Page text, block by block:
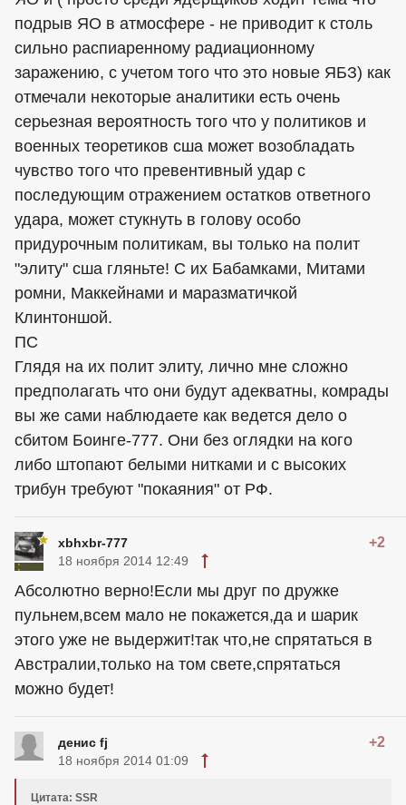
подрыв ЯО в атмосфере - не приводит к столь
сильно распиаренному радиационному
заражению, с учетом того что это новые ЯБЗ) как
отмечали некоторые аналитики есть очень
серьезная вероятность того что у политиков и
военных теоретиков сша может возобладать
чувство того что превентивный удар с
последующим отражением остатков ответного
удара, может стукнуть в голову особо
придурочным политикам, вы только на полит
"элиту" сша гляньте! С их Бабамками, Митами
ромни, Маккейнами и маразматичкой
Клинтоншой.
ПС
Глядя на их полит элиту, лично мне сложно
предполагать что они будут адекватны, комрады
вы же сами наблюдаете как ведется дело о
сбитом Боинге-777. Они без оглядки на кого
либо штопают белыми нитками и с высоких
трибун требуют "покаяния" от РФ.
xbhxbr-777 +2
18 ноября 2014 12:49
Абсолютно верно!Если мы друг по дружке
пульнем,всем мало не покажется,да и шарик
этого уже не выдержит!так что,не спрятаться в
Австралии,только на том свете,спрятаться
можно будет!
денис fj +2
18 ноября 2014 01:09
Цитата: SSR